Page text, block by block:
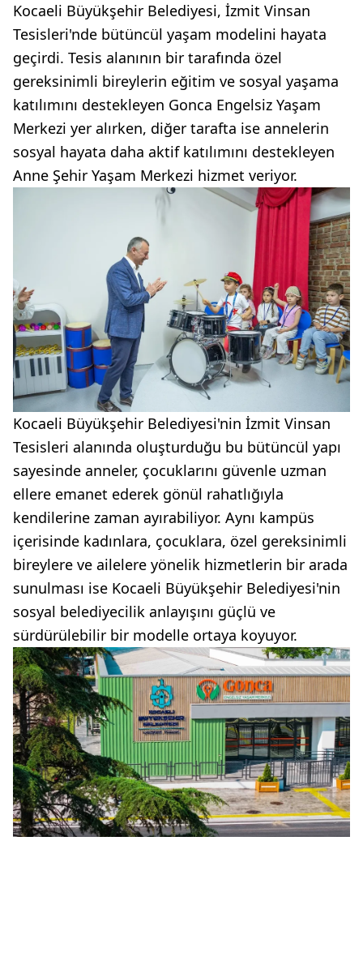
Kocaeli Büyükşehir Belediyesi, İzmit Vinsan
Tesisleri'nde bütüncül yaşam modelini hayata
geçirdi. Tesis alanının bir tarafında özel
gereksinimli bireylerin eğitim ve sosyal yaşama
katılımını destekleyen Gonca Engelsiz Yaşam
Merkezi yer alırken, diğer tarafta ise annelerin
sosyal hayata daha aktif katılımını destekleyen
Anne Şehir Yaşam Merkezi hizmet veriyor.
Kocaeli Büyükşehir Belediyesi'nin İzmit Vinsan
Tesisleri alanında oluşturduğu bu bütüncül yapı
sayesinde anneler, çocuklarını güvenle uzman
ellere emanet ederek gönül rahatlığıyla
kendilerine zaman ayırabiliyor. Aynı kampüs
içerisinde kadınlara, çocuklara, özel gereksinimli
bireylere ve ailelere yönelik hizmetlerin bir arada
sunulması ise Kocaeli Büyükşehir Belediyesi'nin
sosyal belediyecilik anlayışını güçlü ve
sürdürülebilir bir modelle ortaya koyuyor.